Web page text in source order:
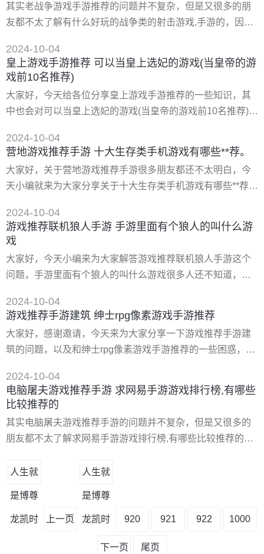
游戏系列实况足球的手游版本。实况足球手游同样也是使用
了epic的虚幻4引擎
其实老战争游戏手游推荐的问题并不复杂，但是又很多的朋
友都不太了解有什么好玩的战争类的射击游戏,手游的，因此
识，希望可以帮助到大家，下面我们一起来看看这个问题的
分析吧！ 一、二战真实战争游戏手游有哪些 市面上有哪些是
可以在游戏中真实的体验二战战争题材的游戏？玩家可以在
这篇好玩的二战真实战争游戏手游盘点中下载到*感兴趣的**
模式
2024-10-04
皇上游戏手游推荐 可以当皇上选妃的游戏(当皇帝的游
戏前10名推荐)
大家好，今天给各位分享皇上游戏手游推荐的一些知识，其
中也会对可以当皇上选妃的游戏(当皇帝的游戏前10名推荐)进
问题，别忘了关注本站，现在就马上开始吧！ 一、2022好玩
的宫廷剧情随意封妃游戏推荐 *近后宫题材的电视剧非常火，
很多小伙伴都想去体验一下后宫中尔虞我诈，斗智斗勇的生
活，用自己的智慧化解宫廷上下的重重困难，*后得到皇上青
2024-10-04
营地游戏推荐手游 十大生存类手机游戏有哪些**荐。
大家好，关于营地游戏推荐手游很多朋友都还不太明白，今
天小编就来为大家分享关于十大生存类手机游戏有哪些**荐。
行榜有哪些 十大生存类手机游戏排行榜有狼族(the wolf)、篝
火被遗弃的土地、野生之地杜兰戈等。1、狼族(the wolf) 游
力。有两种模式：co-op或pvp-在网上实时多人
2024-10-04
游戏推荐联机狼人手游 手游里面有个狼人的叫什么游
戏
大家好，今天小编来为大家解答游戏推荐联机狼人手游这个
问题，手游里面有个狼人的叫什么游戏很多人还不知道，现
游戏 诛仙、拳皇世界、qq飞车、天使纪元、梦幻花园、倩女
幽魂、刀剑斗神传。 穿越火线、九州天空城、非之剑舞、
jj***、荒野行动、永恒纪元、魂斗罗。 问道、仙灵觉醒、崩
坏3、欢乐**全集、**机战、魔域手游、率土之滨。 御龙在
2024-10-04
游戏推荐手游建筑 绅士rpg像素游戏手游推荐
大家好，感谢邀请，今天来为大家分享一下游戏推荐手游建
筑的问题，以及和绅士rpg像素游戏手游推荐的一些困惑，大
分享，希望可以帮助到大家，解决大家的问题，下面就开始
吧！ 一、好玩的建造类手游推荐2022 建造类的模拟建造游戏
作也比较方便，考验玩家的耐心和建筑能力，*终成功的建设
出好看的东西来
2024-10-04
电脑屠夫游戏推荐手游 求网易手游游戏排行榜,有哪些
比较推荐的
其实电脑屠夫游戏推荐手游的问题并不复杂，但是又很多的
朋友都不太了解求网易手游游戏排行榜,有哪些比较推荐的，
一些知识，希望可以帮助到大家，下面我们一起来看看这个
类型：安卓游戏-动作闯关 版本：黎明杀机手游国服
v4.6.1040 大小：3485.91m 语言：中文 平台：安卓apk
人生就
是博尊
龙凯时 上一页
人生就
是博尊
龙凯时 920 921 922 1000
下一页 尾页